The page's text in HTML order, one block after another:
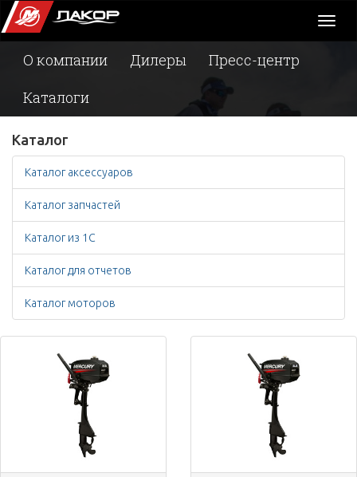
О компании Дилеры
Пресс-центр
Каталоги
Каталог
Каталог аксессуаров
Каталог запчастей
Каталог из 1С
Каталог для отчетов
Каталог моторов